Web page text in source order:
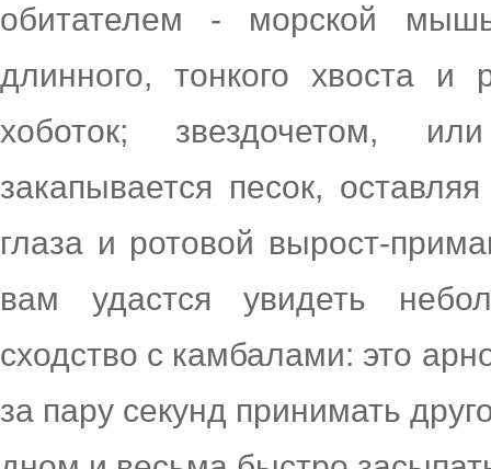
обитателем - морской
длинного, тонкого хвоста
хоботок; звездочетом,
закапывается песок,
глаза и ротовой вырост-
вам удастся увидеть
сходство с камбалами: это
за пару секунд принимать